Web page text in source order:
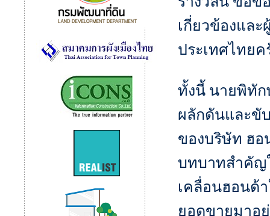
เกี่ยวข้องแล
ประเทศไทยค
ทั้งนี้ นายพิทัก
ผลักดันและขั
ของบริษัท ฮอ
บทบาทสำคัญ
เคลื่อนฮอนด้
ยอดขายมาอ